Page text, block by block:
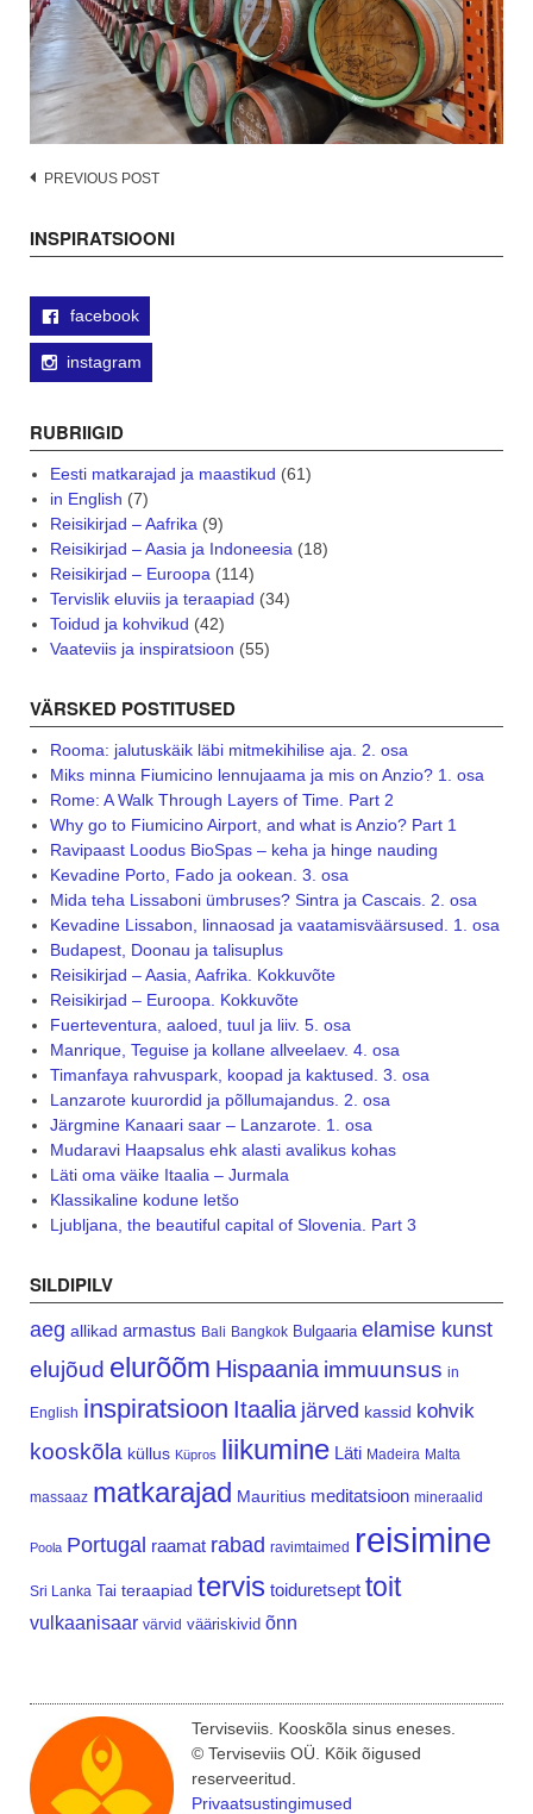
Post
PREVIOUS POST
INSPIRATSIOONI
facebook
instagram
RUBRIIGID
Eesti matkarajad ja maastikud (61)
in English (7)
Reisikirjad – Aafrika(9)
Reisikirjad – Aasia ja Indoneesia(18)
Reisikirjad – Euroopa(114)
Tervislik eluviis ja teraapiad (34)
Toidud ja kohvikud (42)
Vaateviis ja inspiratsioon (55)
VÄRSKED POSTITUSED
Rooma: jalutuskäik läbi mitmekihilise aja. 2. osa
Miks minna Fiumicino lennujaama ja mis on Anzio? 1. osa
Rome: A Walk Through Layers of Time. Part 2
Why go to Fiumicino Airport, and what is Anzio? Part 1
Ravipaast Loodus BioSpas – keha ja hinge nauding
Kevadine Porto, Fado ja ookean. 3. osa
Mida teha Lissaboni ümbruses? Sintra ja Cascais. 2. osa
Kevadine Lissabon, linnaosad ja vaatamisväärsused. 1. osa
Budapest, Doonau ja talisuplus
Reisikirjad – Aasia, Aafrika. Kokkuvõte
Reisikirjad – Euroopa. Kokkuvõte
Fuerteventura, aaloed, tuul ja liiv. 5. osa
Manrique, Teguise ja kollane allveelaev. 4. osa
Timanfaya rahvuspark, koopad ja kaktused. 3. osa
Lanzarote kuurordid ja põllumajandus. 2. osa
Järgmine Kanaari saar – Lanzarote. 1. osa
Mudaravi Haapsalus ehk alasti avalikus kohas
Läti oma väike Itaalia – Jurmala
Klassikaline kodune letšo
Ljubljana, the beautiful capital of Slovenia. Part 3
SILDIPILV
aeg allikad armastus Bali Bangkok Bulgaaria elamise kunst
elujõud elurõõm Hispaania immuunsus in
English inspiratsioon Itaalia järved kassid kohvik
kooskõla küllus Küpros liikumine Läti Madeira Malta
massaaz matkarajad Mauritius meditatsioon mineraalid
Poola Portugal raamat rabad ravimtaimed reisimine
Sri Lanka Tai teraapiad tervis toiduretsept toit
vulkaanisaar värvid vääriskivid õnn
Terviseviis. Kooskõla sinus eneses.
© Terviseviis OÜ. Kõik õigused
reserveeritud.
Privaatsustingimused